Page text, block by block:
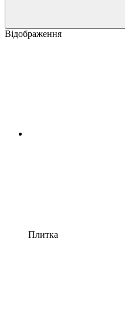
Відображення
Плитка